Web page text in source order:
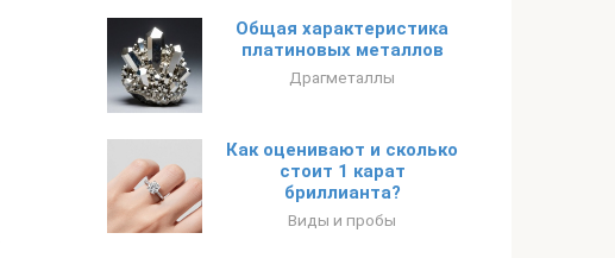
Общая характеристика
платиновых металлов
Драгметаллы
Как оценивают и сколько
стоит 1 карат
бриллианта?
Виды и пробы